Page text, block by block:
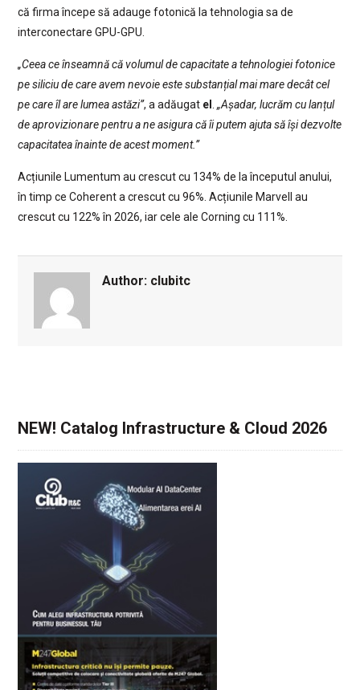
că firma începe să adauge fotonică la tehnologia sa de
interconectare GPU-GPU.
„Ceea ce înseamnă că volumul de capacitate a tehnologiei fotonice
pe siliciu de care avem nevoie este substanțial mai mare decât cel
pe care îl are lumea astăzi”, a adăugat el . „Așadar, lucrăm cu lanțul
de aprovizionare pentru a ne asigura că îi putem ajuta să își dezvolte
capacitatea înainte de acest moment.”
Acțiunile Lumentum au crescut cu 134% de la începutul anului,
în timp ce Coherent a crescut cu 96%. Acțiunile Marvell au
crescut cu 122% în 2026, iar cele ale Corning cu 111%.
Author: clubitc
NEW! Catalog Infrastructure & Cloud 2026